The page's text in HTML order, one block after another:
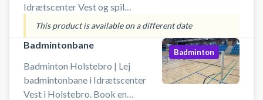
Idrætscenter Vest og spil
indendørs fodbold i Holstebro.
blandt andet håndbold, basketball
og badminton. Der er net, mål og
kurve til rådighed. Der er mulighed
for omklædning og bad.
This product is available on a different date
Badmintonbane
Badminton Holstebro | Lej
badmintonbane i Idrætscenter
Vest i Holstebro. Book en
Badminton